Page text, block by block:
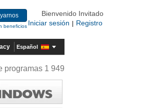
beneficios
Bienvenido Invitado
Iniciar sesión
Registro
Español
programas 1 949